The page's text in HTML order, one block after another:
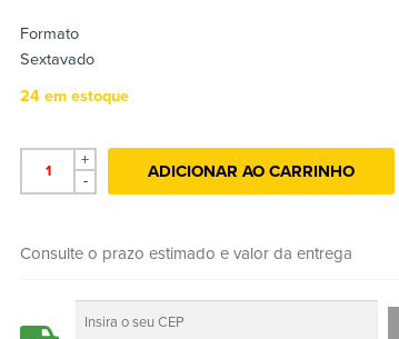
Formato
Sextavado
24 em estoque
+
-
ADICIONAR AO CARRINHO
Consulte o prazo estimado e valor da entrega